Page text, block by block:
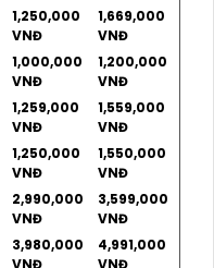
1,250,000
VNĐ
1,669,000
VNĐ
1,000,000
VNĐ
1,200,000
VNĐ
1,259,000
VNĐ
1,559,000
VNĐ
1,250,000
VNĐ
1,550,000
VNĐ
2,990,000
VNĐ
3,599,000
VNĐ
3,980,000
VNĐ
4,991,000
VNĐ